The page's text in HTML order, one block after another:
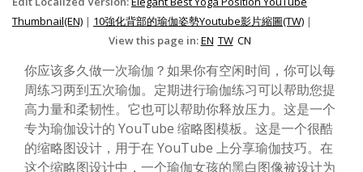
Thumbnail(EN) | 10強化背部的瑜伽姿勢Youtube影片縮圖(TW) |
View this page in:EN TW CN
你应该多久做一次瑜伽？如果你有空闲时间，你可以每
周练习两到五次瑜伽。定期进行瑜伽练习可以帮助您提
高力量和柔韧性。它也可以帮助你释放压力。这是一个
专为瑜伽设计的 YouTube 缩略图模板。这是一个很酷
的缩略图设计，用于在 YouTube 上分享瑜伽技巧。在
这个缩略图设计中，一个瑜伽女孩的黑白图像被设计为